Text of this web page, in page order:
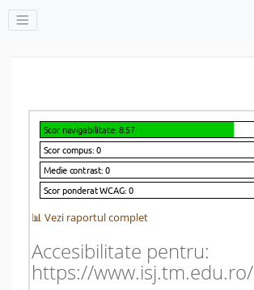
📊 Vezi raportul complet
Accesibilitate pentru:
https://www.isj.tm.edu.ro/